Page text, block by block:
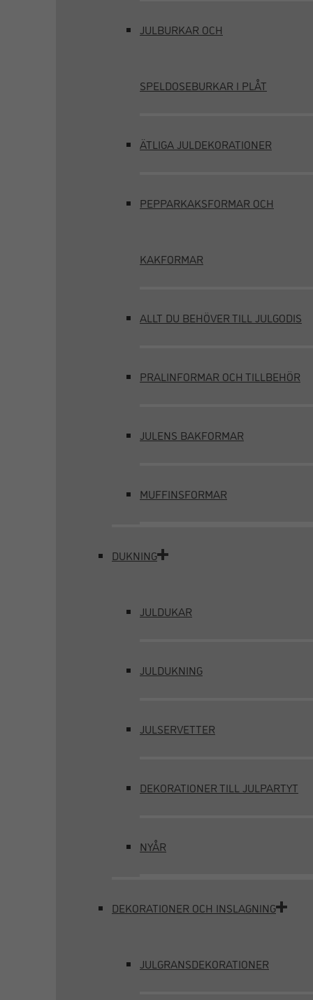
JULBURKAR OCH
SPELDOSEBURKAR I PLÅT
ÄTLIGA JULDEKORATIONER
PEPPARKAKSFORMAR OCH
KAKFORMAR
ALLT DU BEHÖVER TILL JULGODIS
PRALINFORMAR OCH TILLBEHÖR
JULENS BAKFORMAR
MUFFINSFORMAR
DUKNING
JULDUKAR
JULDUKNING
JULSERVETTER
DEKORATIONER TILL JULPARTYT
NYÅR
DEKORATIONER OCH INSLAGNING
JULGRANSDEKORATIONER